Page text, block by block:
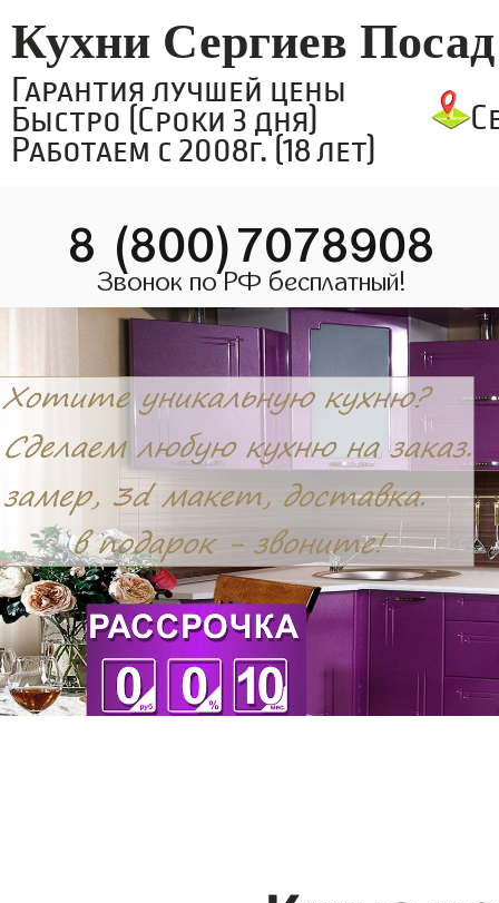
Кухни Сергиев Посад
Гарантия лучшей цены
Быстро (Сроки 3 дня)
Работаем с 2008г. (18 лет)
8 (800)7078908
Звонок по РФ бесплатный!